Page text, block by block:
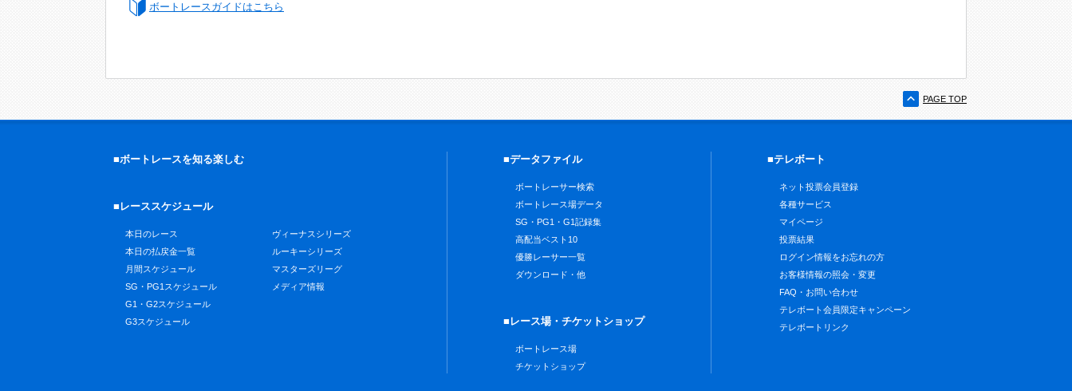
ボートレースガイドはこちら
PAGE TOP
■ボートレースを知る楽しむ
■レーススケジュール
本日のレース
本日の払戻金一覧
月間スケジュール
SG・PG1スケジュール
G1・G2スケジュール
G3スケジュール
ヴィーナスシリーズ
ルーキーシリーズ
マスターズリーグ
メディア情報
■データファイル
ボートレーサー検索
ボートレース場データ
SG・PG1・G1記録集
高配当ベスト10
優勝レーサー一覧
ダウンロード・他
■レース場・チケットショップ
ボートレース場
チケットショップ
■テレボート
ネット投票会員登録
各種サービス
マイページ
投票結果
ログイン情報をお忘れの方
お客様情報の照会・変更
FAQ・お問い合わせ
テレボート会員限定キャンペーン
テレボートリンク